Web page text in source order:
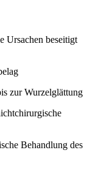
Ursachen beseitigt
zur Wurzelglättung
Behandlung des